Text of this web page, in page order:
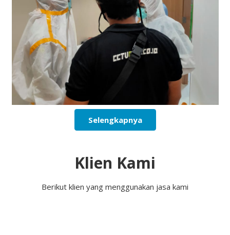
Selengkapnya
Klien Kami
Berikut klien yang menggunakan jasa kami